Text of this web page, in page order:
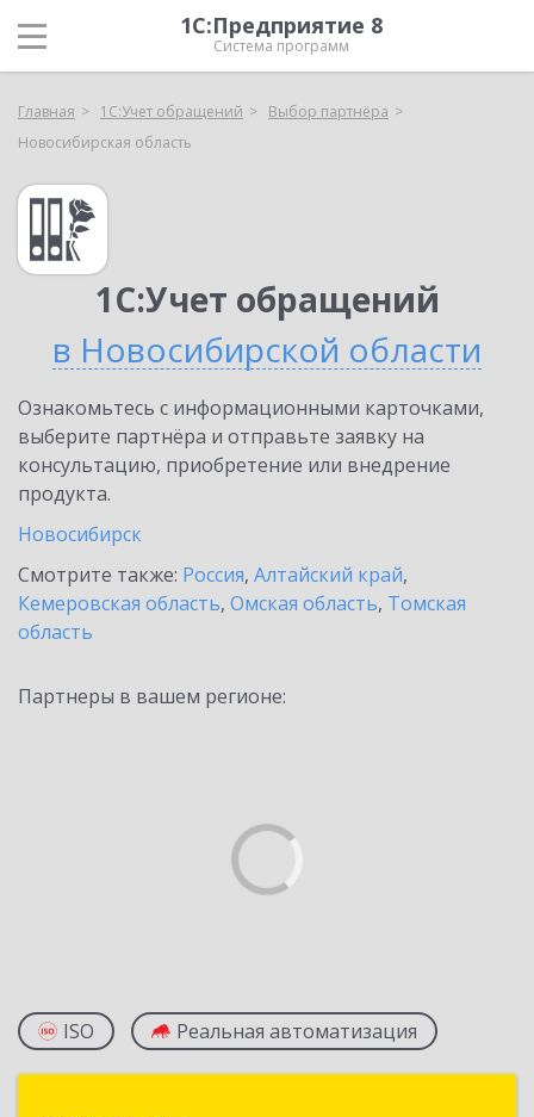
1С:Предприятие 8
Система программ
Главная 1С:Учет обращений
Выбор партнёра
Новосибирская область
1С:Учет обращений
в Новосибирской области
Ознакомьтесь с информационными карточками,
выберите партнёра и отправьте заявку на
консультацию, приобретение или внедрение
продукта.
Новосибирск
Смотрите также: Россия, Алтайский край,
Кемеровская область, Омская область, Томская
область
Партнеры в вашем регионе:
ISO Реальная автоматизация